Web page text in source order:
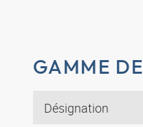
GAMME
Désignation